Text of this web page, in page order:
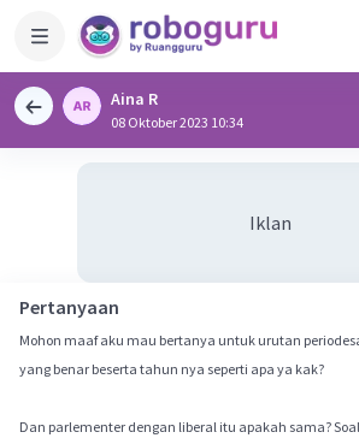
Aina R
08 Oktober 2023 10:34
Iklan
Pertanyaan
Mohon maaf aku mau bertanya untuk urutan
yang benar beserta tahun nya seperti apa ya kak?
Dan parlementer dengan liberal itu apakah sama?